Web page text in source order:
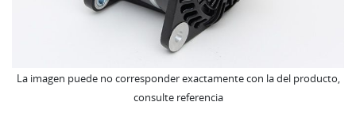
La imagen puede no corresponder exactamente con la del producto,
consulte referencia